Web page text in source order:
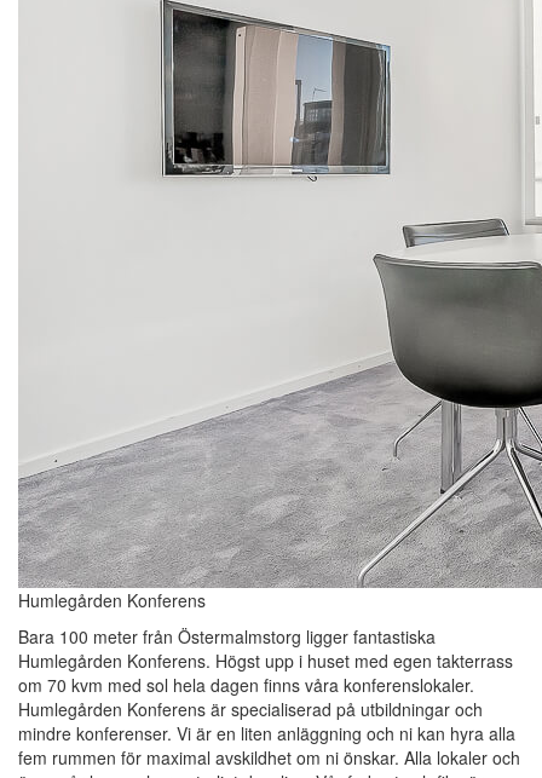
Humlegården Konferens
Bara 100 meter från Östermalmstorg ligger fantastiska
Humlegården Konferens. Högst upp i huset med egen takterrass
om 70 kvm med sol hela dagen finns våra konferenslokaler.
Humlegården Konferens är specialiserad på utbildningar och
mindre konferenser. Vi är en liten anläggning och ni kan hyra alla
fem rummen för maximal avskildhet om ni önskar. Alla lokaler och